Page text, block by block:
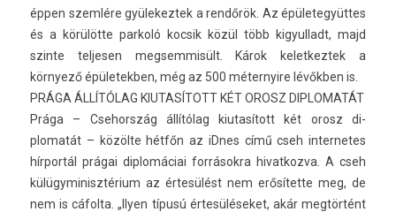
éppen szemlére gyülekez­tek a rendőrök. Az épületegyüt­tes
és a körülötte par­koló koc­sik közül több kigyul­ladt, majd
szin­te tel­jes­en meg­semmisült. Károk kelet­keztek a
környező épületekb­en, még az 500 méter­nyire lévőkben is.
PRÁGA ÁLLÍTÓLAG KIUTASÍTOTT KÉT OROSZ DI­PLOMATÁT
Prága – Csehország állítólag kiutasított két orosz di­
plomatát – közölte hétfőn az iDnes című cseh in­ter­netes
hírportál prágai di­plomáciai forrásokra hivat­kozva. A cseh
külügyminisztérium az értesülést nem erősítette meg, de
nem is cáfolta. „Ilyen típusú értesüléseket, akár megtörtént